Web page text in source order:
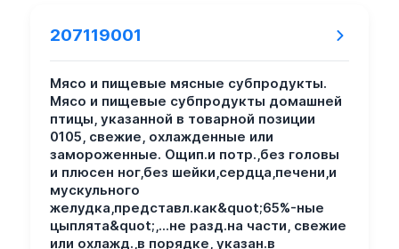
207119001
Мясо и пищевые мясные субпродукты.
Мясо и пищевые субпродукты домашней
птицы, указанной в товарной позиции
0105, свежие, охлажденные или
замороженные. Ощип.и потр.,без головы
и плюсен ног,без шейки,сердца,печени,и
мускульного
желудка,представл.как&quot;65%-ные
цыплята&quot;,...не разд.на части, свежие
или охлажд.,в порядке, указан.в